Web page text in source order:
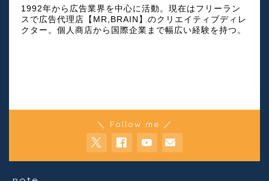
1992年から広告業界を中心に活動。現在はフリーラン
スで広告代理店【MR,BRAIN】のクリエイティブディレ
クター。個人商店から国際企業まで幅広い経験を持つ。
＼ Follow me ／